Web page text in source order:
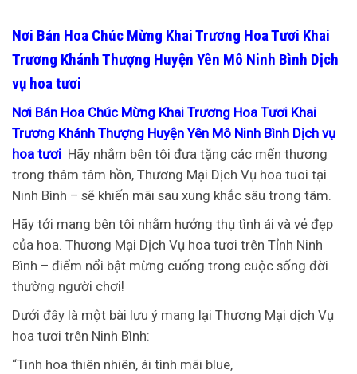
Nơi Bán Hoa Chúc Mừng Khai Trương Hoa Tươi Khai
Trương Khánh Thượng Huyện Yên Mô Ninh Bình Dịch
vụ hoa tươi
Nơi Bán Hoa Chúc Mừng Khai Trương Hoa Tươi Khai
Trương Khánh Thượng Huyện Yên Mô Ninh Bình Dịch vụ
hoa tươi Hãy nhằm bên tôi đưa tặng các mến thương
trong thâm tâm hồn, Thương Mại Dịch Vụ hoa tuoi tại
Ninh Bình – sẽ khiến mãi sau xung khắc sâu trong tâm.
Hãy tới mang bên tôi nhằm hưởng thụ tình ái và vẻ đẹp
của hoa. Thương Mại Dịch Vụ hoa tươi trên Tỉnh Ninh
Bình – điểm nổi bật mừng cuống trong cuộc sống đời
thường người chơi!
Dưới đây là một bài lưu ý mang lại Thương Mại dịch Vụ
hoa tươi trên Ninh Bình:
“Tinh hoa thiên nhiên, ái tình mãi blue,